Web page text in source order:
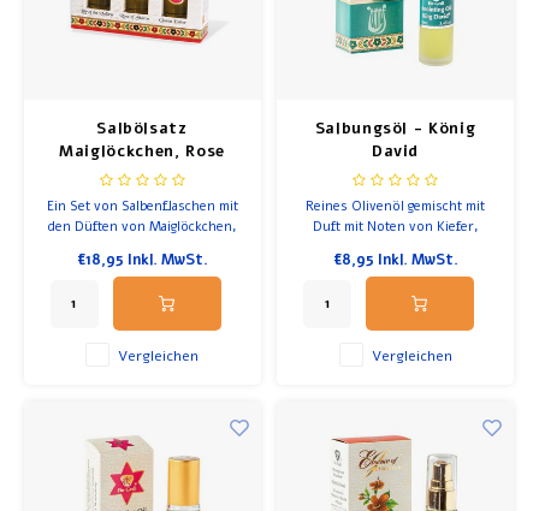
Salbölsatz
Maiglöckchen, Rose
von Saron und Königin
Esther
Ein Set von Salbenflaschen mit
den Düften von Maiglöckchen,
Esther. Die biblischen Salbenöle
Tradition der duftenden Öle
aus biblischer Zeit hergestellt.
€18,95 Inkl. MwSt.
Vergleichen
Salbungsöl - König
David
Reines Olivenöl gemischt mit
Duft mit Noten von Kiefer,
Flasche mit Rolle
€8,95 Inkl. MwSt.
Vergleichen